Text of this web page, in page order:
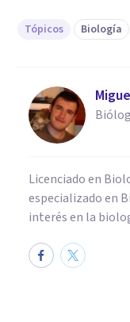
Tópicos Biología
Licenciado en
especializado en
interés en la